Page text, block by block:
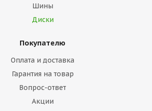
Шины
Диски
Покупателю
Оплата и доставка
Гарантия на товар
Вопрос-ответ
Акции